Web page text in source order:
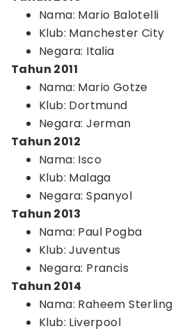
Nama: Mario Balotelli
Klub: Manchester City
Negara: Italia
Tahun 2011
Nama: Mario Gotze
Klub: Dortmund
Negara: Jerman
Tahun 2012
Nama: Isco
Klub: Malaga
Negara: Spanyol
Tahun 2013
Nama: Paul Pogba
Klub: Juventus
Negara: Prancis
Tahun 2014
Nama: Raheem Sterling
Klub: Liverpool